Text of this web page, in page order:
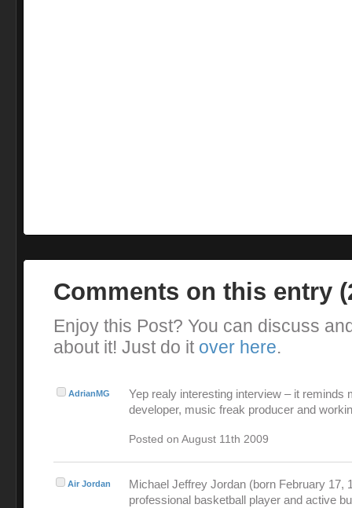
Comments on this entry
Enjoy this Post? You can discuss
about it! Just do it over here.
AdrianMG
Yep realy interesting interview – it reminds
developer, music freak producer and
Posted on August 11th 2009
Air Jordan
Michael Jeffrey Jordan (born February 17,
professional basketball player and active